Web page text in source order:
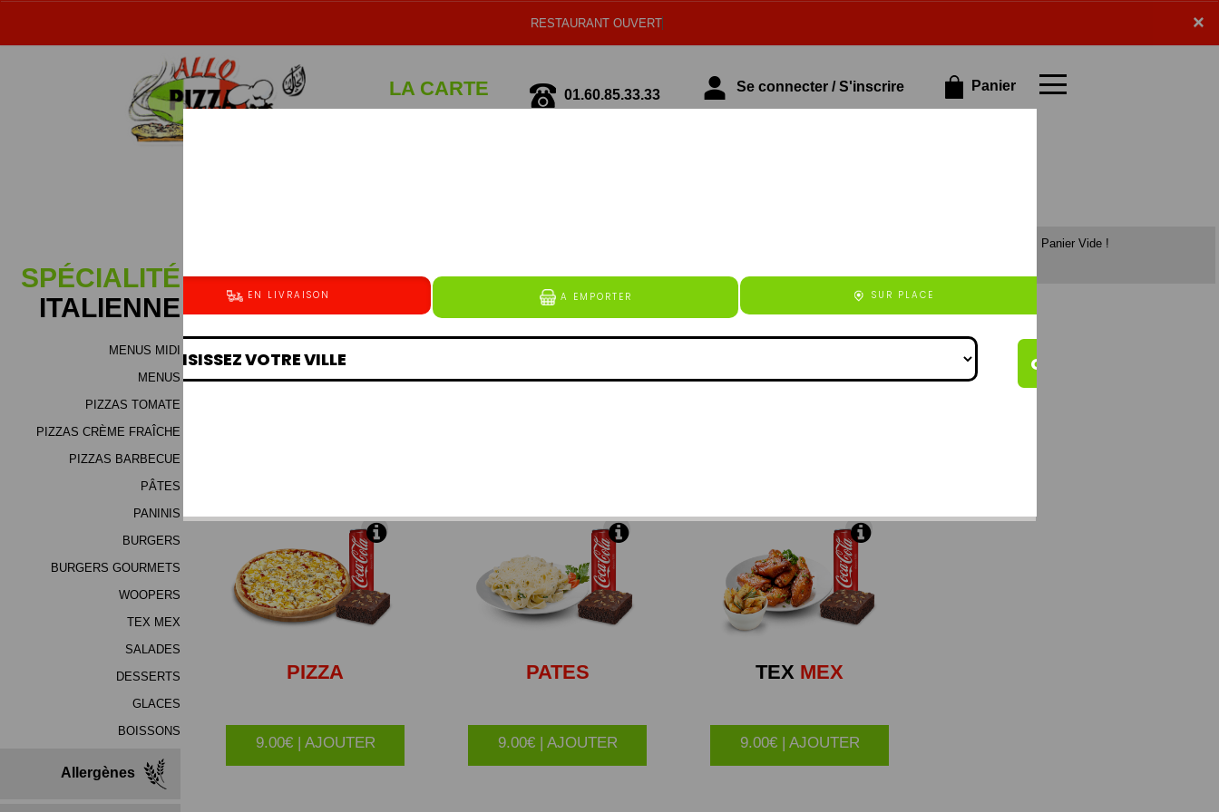
×
RESTAURANT OUVERT
LA CARTE 01.60.85.33.33 Se connecter / S'inscrire Panier
×
SPÉCIALITÉ
ITALIENNE
MENUS MIDI
MENUS
PIZZAS TOMATE
PIZZAS CRÈME FRAÎCHE
PIZZAS BARBECUE
PÂTES
PANINIS
BURGERS
BURGERS GOURMETS
WOOPERS
TEX MEX
SALADES
DESSERTS
GLACES
BOISSONS
Allergènes
MENUS MIDI
Jambon (bloc de dinde), merguez (à base de boeuf et de volaille), lardons (bâtonnet de veau),
fromage (mélange de haute qualité de mozarella rapé et de substitut de fromage), chorizo (à base de
PIZZA
9.00€ | AJOUTER
PATES
9.00€ | AJOUTER
TEX MEX
9.00€ | AJOUTER
Panier Vide !